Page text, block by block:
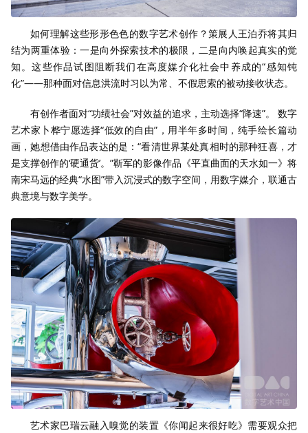
如何理解这些形形色色的数字艺术创作？策展人王泊乔将其归
结为两重体验：一是向外探索技术的极限，二是向内唤起真实的觉
知。这些作品试图阻断我们在高度媒介化社会中养成的“感知钝
化”——那种面对信息洪流时习以为常、不假思索的被动接收状态。
有创作者面对“功绩社会”对效益的追求，主动选择“降速”。 数字
艺术家卜桦宁愿选择“低效的自由”，用半年多时间，纯手绘长篇动
画，她想借由作品表达的是：“看清世界某处真相时的那种狂喜，才
是支撑创作的‘硬通货’。”靳军的影像作品《平直曲面的天水如一》将
南宋马远的经典“水图”带入沉浸式的数字空间，用数字媒介，联通古
典意境与数字美学。
艺术家巴瑞云融入嗅觉的装置《你闻起来很好吃》需要观众把